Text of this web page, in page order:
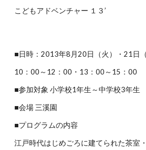
こどもアドベンチャー １３’
■日時：2013年8月20日（火）・21日（
10：00～12：00・13：00～15：00
■参加対象 小学校1年生～中学校3年生
■会場 三溪園
■プログラムの内容
江戸時代はじめごろに建てられた茶室